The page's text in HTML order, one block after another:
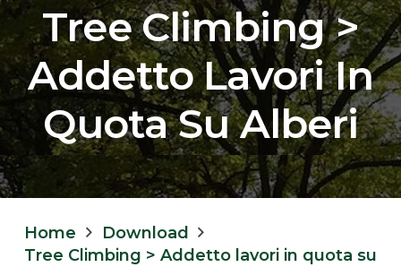
Tree Climbing >
Addetto Lavori In
Quota Su Alberi
Home
Download
Tree Climbing > Addetto lavori in quota su